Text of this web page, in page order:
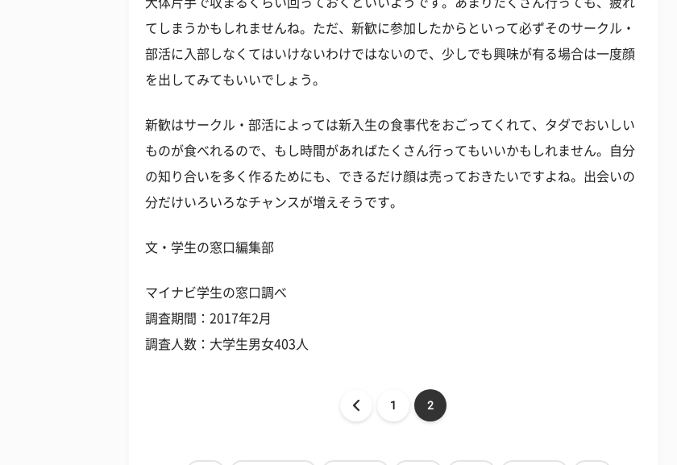
てしまうかもしれませんね。ただ、新歓に参加したからといって必ずそのサークル・
部活に入部しなくてはいけないわけではないので、少しでも興味が有る場合は一度顔
を出してみてもいいでしょう。
新歓はサークル・部活によっては新入生の食事代をおごってくれて、タダでおいしい
ものが食べれるので、もし時間があればたくさん行ってもいいかもしれません。自分
の知り合いを多く作るためにも、できるだけ顔は売っておきたいですよね。出会いの
分だけいろいろなチャンスが増えそうです。
文・学生の窓口編集部
マイナビ学生の窓口調べ
調査期間：2017年2月
調査人数：大学生男女403人
1 2